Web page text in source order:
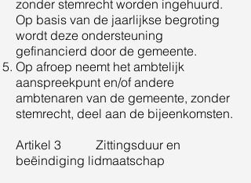
zonder stemrecht worden ingehuurd.
Op basis van de jaarlijkse begroting
wordt deze ondersteuning
gefinancierd door de gemeente.
Op afroep neemt het ambtelijk
aanspreekpunt en/of andere
ambtenaren van de gemeente, zonder
stemrecht, deel aan de bijeenkomsten.
Artikel 3 Zittingsduur en
beëindiging lidmaatschap